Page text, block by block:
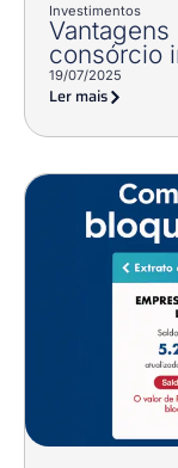
Investimentos
consórcio
19/07/2025
Ler mais